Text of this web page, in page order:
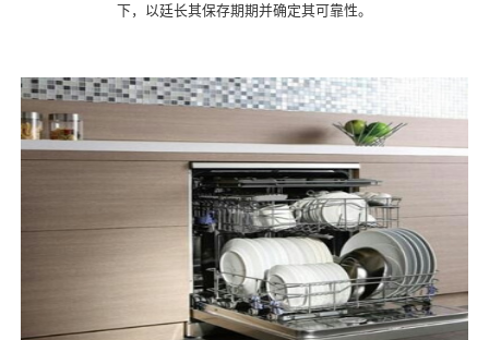
下，以廷长其保存期期并确定其可靠性。